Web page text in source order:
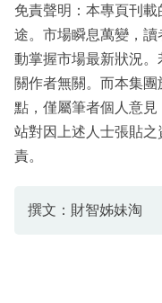
免責聲明：本專頁刊
途。市場瞬息萬變，
動掌握市場最新狀況
關作者無關。而本集
點，僅屬筆者個人意
站對因上述人士張貼
責。
撰文：財智姊妹淘